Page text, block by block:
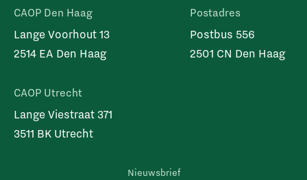
CAOP Den Haag
Lange Voorhout 13
2514 EA Den Haag
CAOP Utrecht
Lange Viestraat 371
3511 BK Utrecht
Postadres
Postbus 556
2501 CN Den Haag
Nieuwsbrief